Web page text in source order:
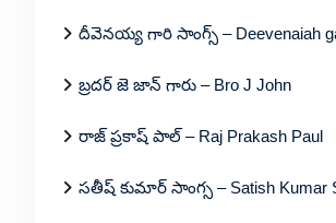
దీవెనయ్య గారి సాంగ్స్ – Deevenaiah
బ్రదర్ జె జాన్ గారు – Bro J John
రాజ్ ప్రకాష్ పాల్ – Raj Prakash Paul
సతీష్ కుమార్ సాంగ్స – Satish Kumar